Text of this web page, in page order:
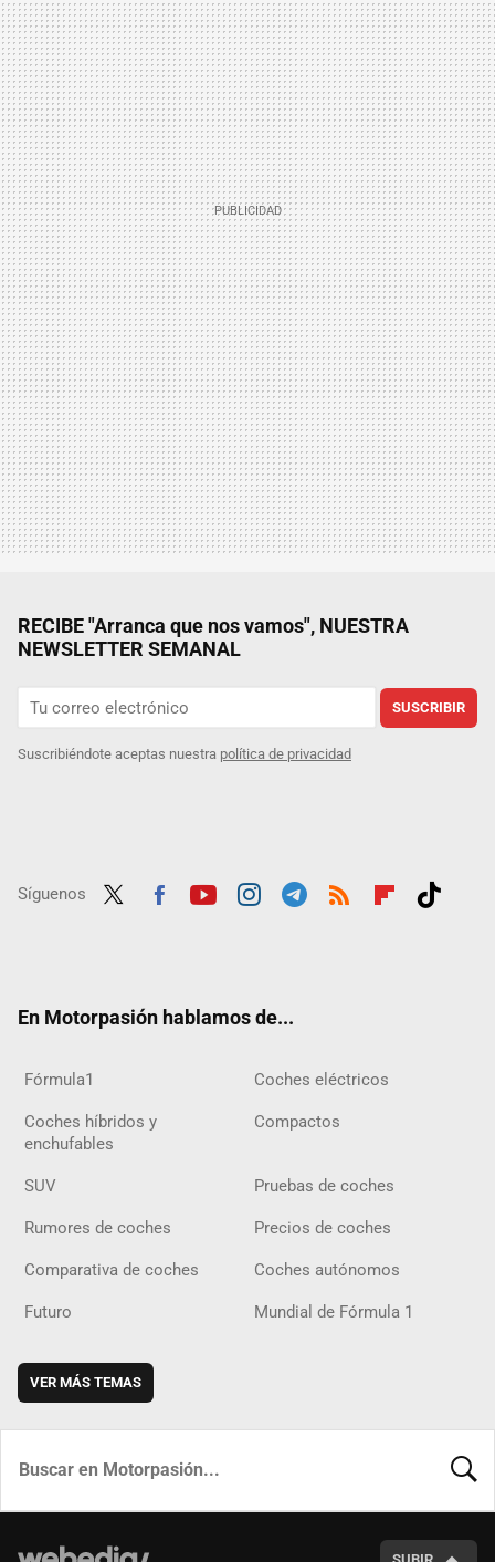
RECIBE "Arranca que nos vamos", NUESTRA
NEWSLETTER SEMANAL
SUSCRIBIR
Suscribiéndote aceptas nuestra política de privacidad
Síguenos
En Motorpasión hablamos de...
Fórmula1 Coches eléctricos
Coches híbridos y
enchufables
Compactos
SUV Pruebas de coches
Rumores de coches Precios de coches
Comparativa de coches Coches autónomos
Futuro Mundial de Fórmula 1
VER MÁS TEMAS